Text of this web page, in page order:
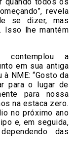
revela
se dizer, mas
Isso lhe mantém
contemplou a
em sua antiga
NME: “Gosto da
para o lugar de
para nossa
na estaca zero.
no próximo ano
e, em seguida,
das